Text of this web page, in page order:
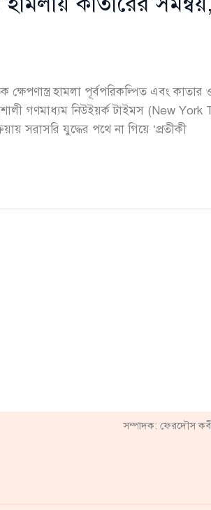
ক্ষেপণাস্ত্র হামলা পূর্বপরিকল্পিত এবং কাতার
গণমাধ্যম নিউইয়র্ক টাইমস (New York
সরাসরি যুদ্ধের পথে না গিয়ে ‘প্রতীকী
সম্পাদক: ফেরদৌস